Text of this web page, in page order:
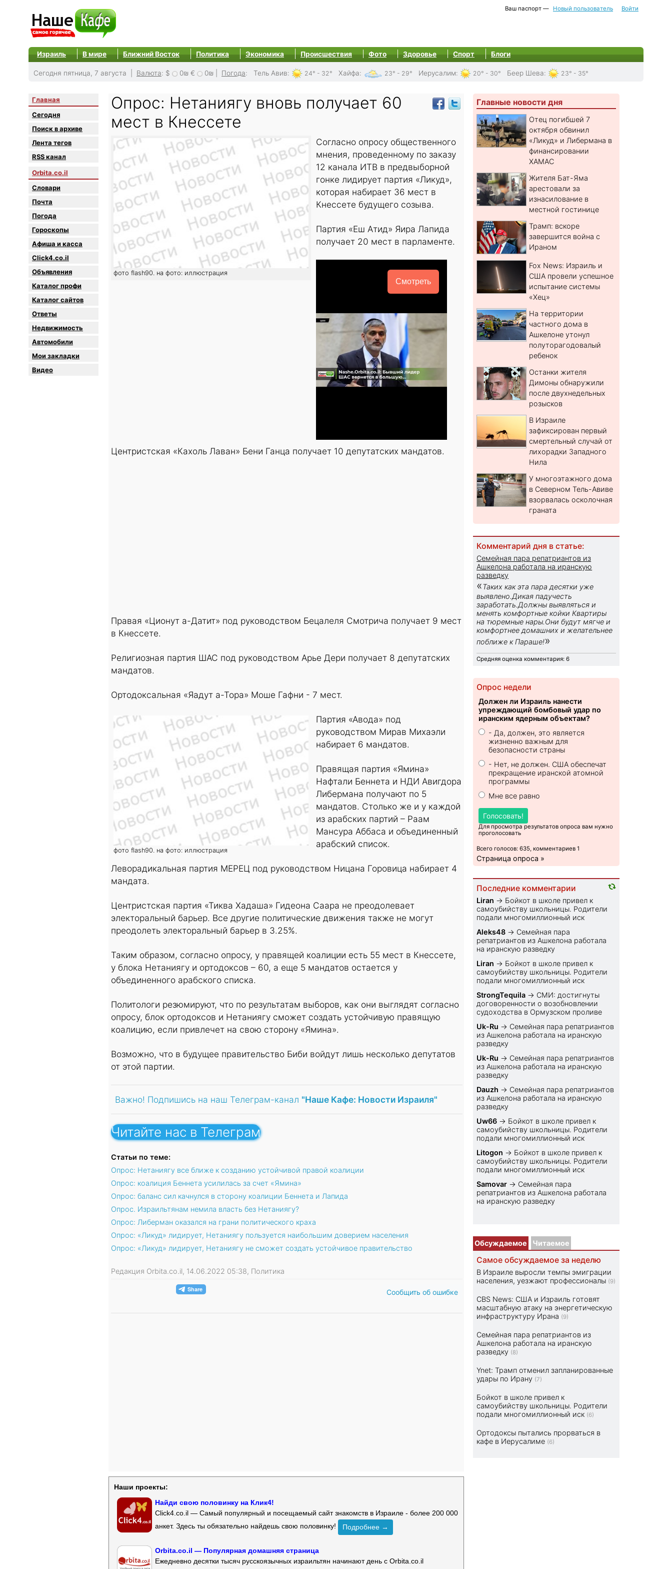
Ваш паспорт — Новый пользователь Войти
Израиль В мире Ближний Восток Политика Экономика Происшествия Фото Здоровье Спорт Блоги
Сегодня пятница, 7 августа | Валюта: $ 0₪ € 0₪ Погода: Тель Авив: 24° - 32° Хайфа: 23° - 29° Иерусалим: 20° - 30° Беер Шева: 23° - 35°
Главная
Сегодня
Поиск в архиве
Лента тегов
RSS канал
Orbita.co.il
Словари
Почта
Погода
Гороскопы
Афиша и касса
Click4.co.il
Объявления
Каталог профи
Каталог сайтов
Oтветы
Недвижимость
Автомобили
Мои закладки
Видео
Опрос: Нетаниягу вновь получает 60
мест в Кнессете
фото flash90. на фото: иллюстрация
Согласно опросу общественного
мнения, проведенному по заказу
12 канала ИТВ в предвыборной
гонке лидирует партия «Ликуд»,
которая набирает 36 мест в
Кнессете будущего созыва.
Партия «Еш Атид» Яира Лапида
получает 20 мест в парламенте.
Смотреть
Центристская «Кахоль Лаван» Бени Ганца получает 10 депутатских мандатов.
Правая «Ционут а-Датит» под руководством Бецалеля Смотрича получает 9 мест
в Кнессете.
Религиозная партия ШАС под руководством Арье Дери получает 8 депутатских
мандатов.
Ортодоксальная «Яадут а-Тора» Моше Гафни - 7 мест.
фото flash90. на фото: иллюстрация
Партия «Авода» под
руководством Мирав Михаэли
набирает 6 мандатов.
Правящая партия «Ямина»
Нафтали Беннета и НДИ Авигдора
Либермана получают по 5
мандатов. Столько же и у каждой
из арабских партий – Раам
Мансура Аббаса и объединенный
арабский список.
Леворадикальная партия МЕРЕЦ под руководством Ницана Горовица набирает 4
мандата.
Центристская партия «Тиква Хадаша» Гидеона Саара не преодолевает
электоральный барьер. Все другие политические движения также не могут
преодолеть электоральный барьер в 3.25%.
Таким образом, согласно опросу, у правящей коалиции есть 55 мест в Кнессете,
у блока Нетаниягу и ортодоксов – 60, а еще 5 мандатов остается у
объединенного арабского списка.
Политологи резюмируют, что по результатам выборов, как они выглядят согласно
опросу, блок ортодоксов и Нетаниягу сможет создать устойчивую правящую
коалицию, если привлечет на свою сторону «Ямина».
Возможно, что в будущее правительство Биби войдут лишь несколько депутатов
от этой партии.
Важно! Подпишись на наш Телеграм-канал "Наше Кафе: Новости Израиля"
Читайте нас в Телеграм
Статьи по теме:
Опрос: Нетаниягу все ближе к созданию устойчивой правой коалиции
Опрос: коалиция Беннета усилилась за счет «Ямина»
Опрос: баланс сил качнулся в сторону коалиции Беннета и Лапида
Опрос. Израильтянам немила власть без Нетаниягу?
Опрос: Либерман оказался на грани политического краха
Опрос: «Ликуд» лидирует, Нетаниягу пользуется наибольшим доверием населения
Опрос: «Ликуд» лидирует, Нетаниягу не сможет создать устойчивое правительство
Редакция Orbita.co.il, 14.06.2022 05:38, Политика
Сообщить об ошибке
Наши проекты:
Найди свою половинку на Клик4!
Click4.co.il — Самый популярный и посещаемый сайт знакомств в Израиле - более 200 000
анкет. Здесь ты обязательно найдешь свою половинку!
Подробнее →
Orbita.co.il — Популярная домашняя страница
Ежедневно десятки тысяч русскоязычных израильтян начинают день с Orbita.co.il
Главные новости дня
Отец погибшей 7
октября обвинил
«Ликуд» и Либермана в
финансировании
ХАМАС
Жителя Бат-Яма
арестовали за
изнасилование в
местной гостинице
Трамп: вскоре
завершится война с
Ираном
Fox News: Израиль и
США провели успешное
испытание системы
«Хец»
На территории
частного дома в
Ашкелоне утонул
полуторагодовалый
ребенок
Останки жителя
Димоны обнаружили
после двухнедельных
розысков
В Израиле
зафиксирован первый
смертельный случай от
лихорадки Западного
Нила
У многоэтажного дома
в Северном Тель-Авиве
взорвалась осколочная
граната
Комментарий дня в статье:
Семейная пара репатриантов из
Ашкелона работала на иранскую
разведку
«Таких как эта пара десятки уже
выявлено.Дикая падучесть
заработать.Должны выявляться и
менять комфортные койки Квартиры
на тюремные нары.Они будут мягче и
комфортнее домашних и желательнее
поближе к Параше!»
Средняя оценка комментария: 6
Опрос недели
Должен ли Израиль нанести
упреждающий бомбовый удар по
иранским ядерным объектам?
- Да, должен, это является
жизненно важным для
безопасности страны
- Нет, не должен. США обеспечат
прекращение иранской атомной
программы
Мне все равно
Голосовать!
Для просмотра результатов опроса вам нужно
проголосовать
Всего голосов: 635, комментариев 1
Страница опроса »
Последние комментарии
Liran → Бойкот в школе привел к
самоубийству школьницы. Родители
подали многомиллионный иск
Aleks48 → Семейная пара
репатриантов из Ашкелона работала
на иранскую разведку
Liran → Бойкот в школе привел к
самоубийству школьницы. Родители
подали многомиллионный иск
StrongTequila → СМИ: достигнуты
договоренности о возобновлении
судоходства в Ормузском проливе
Uk-Ru → Семейная пара репатриантов
из Ашкелона работала на иранскую
разведку
Uk-Ru → Семейная пара репатриантов
из Ашкелона работала на иранскую
разведку
Dauzh → Семейная пара репатриантов
из Ашкелона работала на иранскую
разведку
Uw66 → Бойкот в школе привел к
самоубийству школьницы. Родители
подали многомиллионный иск
Litogon → Бойкот в школе привел к
самоубийству школьницы. Родители
подали многомиллионный иск
Samovar → Семейная пара
репатриантов из Ашкелона работала
на иранскую разведку
Обсуждаемое Читаемое
Самое обсуждаемое за неделю
В Израиле выросли темпы эмиграции
населения, уезжают профессионалы (9)
CBS News: США и Израиль готовят
масштабную атаку на энергетическую
инфраструктуру Ирана (9)
Семейная пара репатриантов из
Ашкелона работала на иранскую
разведку (8)
Ynet: Трамп отменил запланированные
удары по Ирану (7)
Бойкот в школе привел к
самоубийству школьницы. Родители
подали многомиллионный иск (6)
Ортодоксы пытались прорваться в
кафе в Иерусалиме (6)